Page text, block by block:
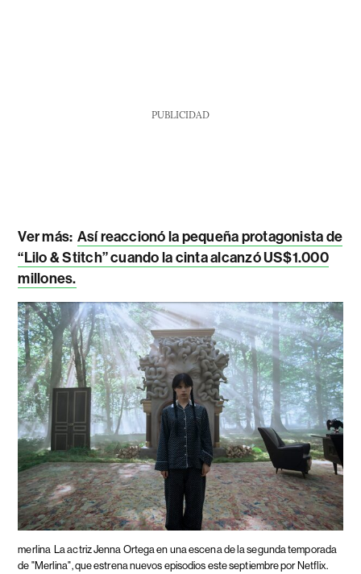
PUBLICIDAD
Ver más: Así reaccionó la pequeña protagonista de
“Lilo & Stitch” cuando la cinta alcanzó US$1.000
millones.
merlina
La actriz Jenna Ortega en una escena de la segunda temporada
de "Merlina", que estrena nuevos episodios este septiembre por Netflix.